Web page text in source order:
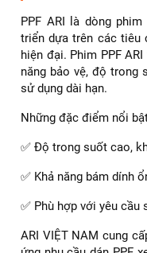
PPF ARI là dòng
triển dựa trên các tiêu
hiện đại. Phim PPF
năng bảo vệ, độ trong
sử dụng dài hạn.
Những đặc điểm nổi
✅ Độ trong suốt cao,
✅ Khả năng bám dính
✅ Phù hợp với yêu cầu
ARI VIỆT NAM cung